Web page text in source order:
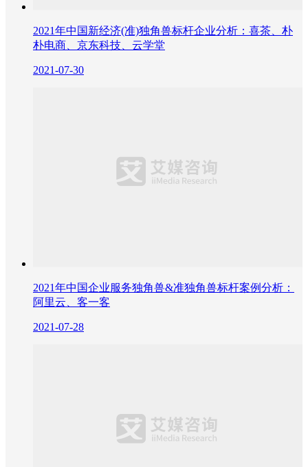
2021年中国新经济(准)独角兽标杆企业分析：喜茶、朴
朴电商、京东科技、云学堂
2021-07-30
2021年中国企业服务独角兽&准独角兽标杆案例分析：
阿里云、客一客
2021-07-28